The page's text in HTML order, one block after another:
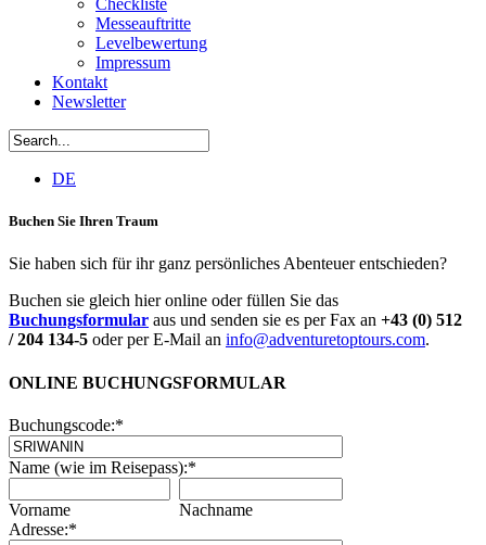
Checkliste
Messeauftritte
Levelbewertung
Impressum
Kontakt
Newsletter
DE
Buchen Sie Ihren Traum
Sie haben sich für ihr ganz persönliches Abenteuer entschieden?
Buchen sie gleich hier online oder füllen Sie das
Buchungsformular aus und senden sie es per Fax an +43 (0) 512
/ 204 134-5 oder per E-Mail an info@adventuretoptours.com.
ONLINE BUCHUNGSFORMULAR
Buchungscode:*
Name (wie im Reisepass):*
Vorname
Nachname
Adresse:*